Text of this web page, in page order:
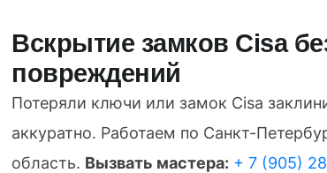
Вскрытие замков Cisa
повреждений
Потеряли ключи или замок Cisa
аккуратно. Работаем по Санкт-
область. Вызвать мастера: + 7 (905)